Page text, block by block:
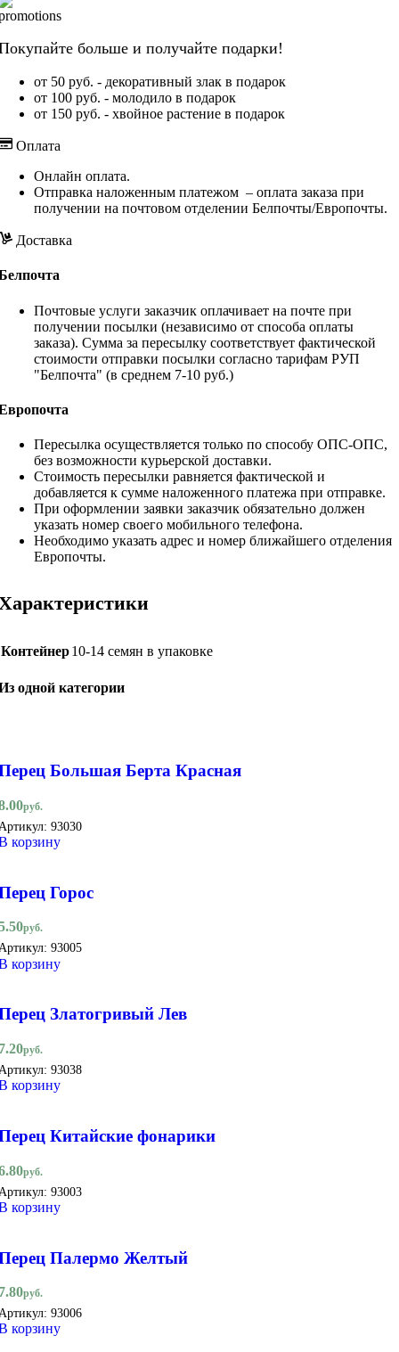
больше и получайте подарки!
от 50 руб. - декоративный злак в подарок
от 100 руб. - молодило в подарок
от 150 руб. - хвойное растение в подарок
Оплата
Онлайн оплата.
Отправка наложенным платежом – оплата заказа при
получении на почтовом отделении Белпочты/Европочты.
Доставка
Почтовые услуги заказчик оплачивает на почте при
получении посылки (независимо от способа оплаты
заказа). Сумма за пересылку соответствует фактической
стоимости отправки посылки согласно тарифам РУП
"Белпочта" (в среднем 7-10 руб.)
Пересылка осуществляется только по способу ОПС-ОПС,
без возможности курьерской доставки.
Стоимость пересылки равняется фактической и
добавляется к сумме наложенного платежа при отправке.
При оформлении заявки заказчик обязательно должен
указать номер своего мобильного телефона.
Необходимо указать адрес и номер ближайшего отделения
Европочты.
Контейнер10-14 семян в упаковке
одной категории
Большая Берта Красная
руб.
93030
корзину
Горос
руб.
93005
корзину
Златогривый Лев
руб.
93038
корзину
Китайские фонарики
руб.
93003
корзину
Палермо Желтый
руб.
93006
корзину